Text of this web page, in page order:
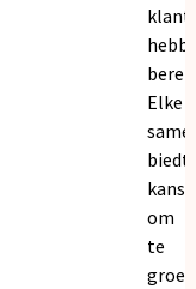
Elke
biedt
om
te